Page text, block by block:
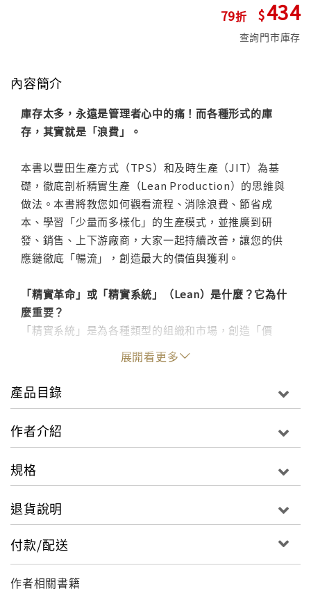
79 434
查詢門市庫存
內容簡介
庫存太多，永遠是管理者心中的痛！而各種形式的庫
存，其實就是「浪費」。
本書以豐田生產方式（TPS）和及時生產（JIT）為基
礎，徹底剖析精實生產（Lean Production）的思維與
做法。本書將教您如何觀看流程、消除浪費、節省成
本、學習「少量而多樣化」的生產模式，並推廣到研
發、銷售、上下游廠商，大家一起持續改善，讓您的供
應鏈徹底「暢流」，創造最大的價值與獲利。
「精實革命」或「精實系統」（Lean）是什麼？它為什
麼重要？
「精實系統」是為各種類型的組織和市場，創造「價
值」和「品質」的全新思想系統。就價值(value)而言，
用「實」來表示；而品質(quality)則用「精」表示。
「系統」表示它有特別的利害關係人、宗旨和互動、變
異、知識和參與者需要加以考量。
由於現代的產業，大多是極複雜的「製造兼服務」整合
什麼？如果把某產品各種活動背後的價值看成一溪流，
何行業、組織中最重要的課題，不管您從事的是研發、
銷售、服務、行銷、製造或其他支援職務，都逃不了上
述基本問題。而台灣的產業仍以廣義的生產或製造為
主，更適用本書。
展開看更多
產品目錄
作者介紹
規格
退貨說明
付款/配送
作者相關書籍